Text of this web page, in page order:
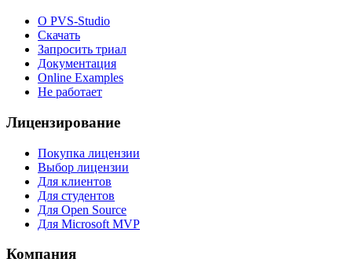
О PVS-Studio
Скачать
Запросить триал
Документация
Online Examples
Не работает
Лицензирование
Покупка лицензии
Выбор лицензии
Для клиентов
Для студентов
Для Open Source
Для Microsoft MVP
Компания